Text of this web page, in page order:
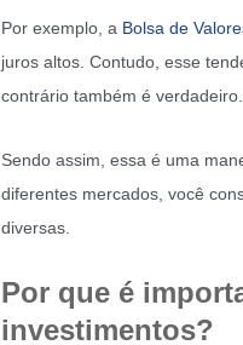
Por exemplo, a Bolsa de
juros altos. Contudo, esse
contrário também é verdadeiro.
Sendo assim, essa é uma
diferentes mercados, você
diversas.
Por que é
investimentos?